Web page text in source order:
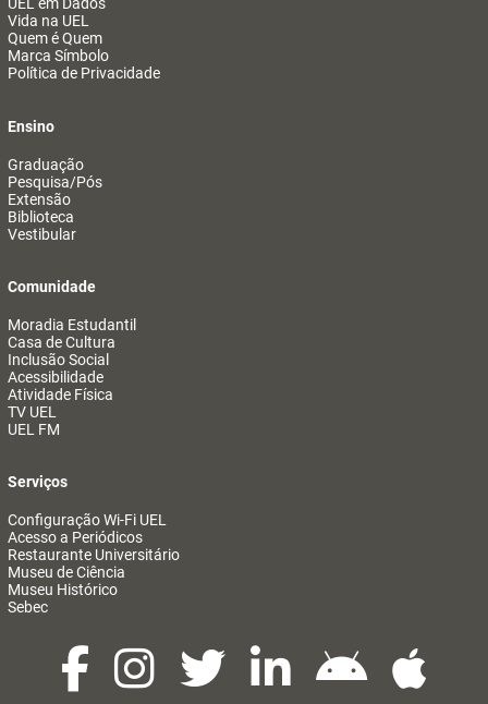
UEL em Dados
Vida na UEL
Quem é Quem
Marca Símbolo
Política de Privacidade
Ensino
Graduação
Pesquisa/Pós
Extensão
Biblioteca
Vestibular
Comunidade
Moradia Estudantil
Casa de Cultura
Inclusão Social
Acessibilidade
Atividade Física
TV UEL
UEL FM
Serviços
Configuração Wi-Fi UEL
Acesso a Periódicos
Restaurante Universitário
Museu de Ciência
Museu Histórico
Sebec